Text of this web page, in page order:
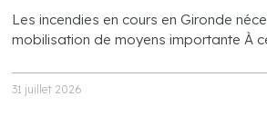
Les incendies en cours en Gironde
mobilisation de moyens importante À
31 juillet 2026